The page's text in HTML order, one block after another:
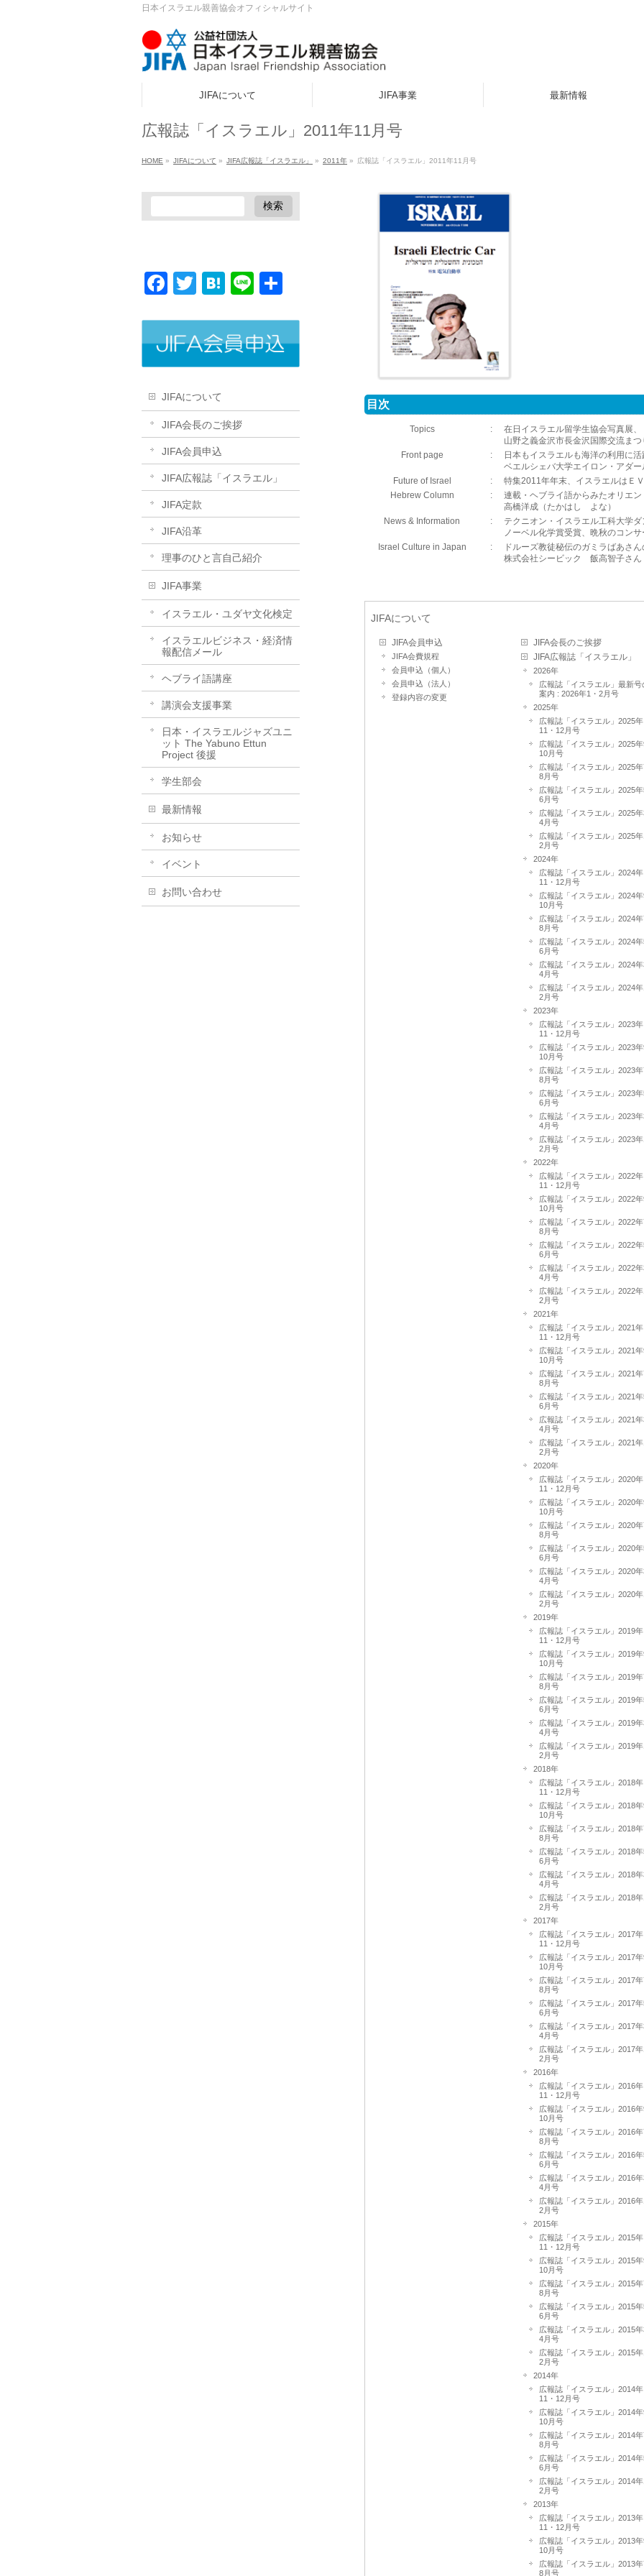
日本イスラエル親善協会オフィシャルサイト
JIFAについて JIFA事業 最新情報
広報誌「イスラエル」2011年11月号
HOME » JIFAについて » JIFA広報誌「イスラエル」 » 2011年 » 広報誌「イスラエル」2011年11月号
目次
Topics :
在日イスラエル留学生協会写真展、
山野之義金沢市長金沢国際交流ま
Front page
:
日本もイスラエルも海洋の利用に活
ベエルシェバ大学エイロン・アダー
Future of Israel
:
特集2011年年末、イスラエルはＥ
Hebrew Column
:
連載・ヘブライ語からみたオリエ
高橋洋成（たかはし よな）
News & Information
:
テクニオン・イスラエル工科大学
ノーベル化学賞受賞、晩秋のコン
Israel Culture in Japan
:
ドルーズ教徒秘伝のガミラばあさ
株式会社シービック 飯高智子さん
JIFAについて
JIFA会員申込
JIFA会費規程
会員申込（個人）
会員申込（法人）
登録内容の変更
JIFA会長のご挨拶
JIFA広報誌「イスラエル」
2026年
広報誌「イスラエル」最新号
案内 : 2026年1・2月号
2025年
広報誌「イスラエル」2025年
11・12月号
広報誌「イスラエル」2025年
10月号
広報誌「イスラエル」2025年
8月号
広報誌「イスラエル」2025年
6月号
広報誌「イスラエル」2025年
4月号
広報誌「イスラエル」2025年
2月号
2024年
広報誌「イスラエル」2024年
11・12月号
広報誌「イスラエル」2024年
10月号
広報誌「イスラエル」2024年
8月号
広報誌「イスラエル」2024年
6月号
広報誌「イスラエル」2024年
4月号
広報誌「イスラエル」2024年
2月号
2023年
広報誌「イスラエル」2023年
11・12月号
広報誌「イスラエル」2023年
10月号
広報誌「イスラエル」2023年
8月号
広報誌「イスラエル」2023年
6月号
広報誌「イスラエル」2023年
4月号
広報誌「イスラエル」2023年
2月号
2022年
広報誌「イスラエル」2022年
11・12月号
広報誌「イスラエル」2022年
10月号
広報誌「イスラエル」2022年
8月号
広報誌「イスラエル」2022年
6月号
広報誌「イスラエル」2022年
4月号
広報誌「イスラエル」2022年
2月号
2021年
広報誌「イスラエル」2021年
11・12月号
広報誌「イスラエル」2021年
10月号
広報誌「イスラエル」2021年
8月号
広報誌「イスラエル」2021年
6月号
広報誌「イスラエル」2021年
4月号
広報誌「イスラエル」2021年
2月号
2020年
広報誌「イスラエル」2020年
11・12月号
広報誌「イスラエル」2020年
10月号
広報誌「イスラエル」2020年
8月号
広報誌「イスラエル」2020年
6月号
広報誌「イスラエル」2020年
4月号
広報誌「イスラエル」2020年
2月号
2019年
広報誌「イスラエル」2019年
11・12月号
広報誌「イスラエル」2019年
10月号
広報誌「イスラエル」2019年
8月号
広報誌「イスラエル」2019年
6月号
広報誌「イスラエル」2019年
4月号
広報誌「イスラエル」2019年
2月号
2018年
広報誌「イスラエル」2018年
11・12月号
広報誌「イスラエル」2018年
10月号
広報誌「イスラエル」2018年
8月号
広報誌「イスラエル」2018年
6月号
広報誌「イスラエル」2018年
4月号
広報誌「イスラエル」2018年
2月号
2017年
広報誌「イスラエル」2017年
11・12月号
広報誌「イスラエル」2017年
10月号
広報誌「イスラエル」2017年
8月号
広報誌「イスラエル」2017年
6月号
広報誌「イスラエル」2017年
4月号
広報誌「イスラエル」2017年
2月号
2016年
広報誌「イスラエル」2016年
11・12月号
広報誌「イスラエル」2016年
10月号
広報誌「イスラエル」2016年
8月号
広報誌「イスラエル」2016年
6月号
広報誌「イスラエル」2016年
4月号
広報誌「イスラエル」2016年
2月号
2015年
広報誌「イスラエル」2015年
11・12月号
広報誌「イスラエル」2015年
10月号
広報誌「イスラエル」2015年
8月号
広報誌「イスラエル」2015年
6月号
広報誌「イスラエル」2015年
4月号
広報誌「イスラエル」2015年
2月号
2014年
広報誌「イスラエル」2014年
11・12月号
広報誌「イスラエル」2014年
10月号
広報誌「イスラエル」2014年
8月号
広報誌「イスラエル」2014年
6月号
広報誌「イスラエル」2014年
2月号
2013年
広報誌「イスラエル」2013年
11・12月号
広報誌「イスラエル」2013年
10月号
広報誌「イスラエル」2013年
8月号
Facebook
TwitterHatena
Line
JIFAについて
JIFA会長のご挨拶
JIFA会員申込
JIFA広報誌「イスラエル」
JIFA定款
JIFA沿革
理事のひと言自己紹介
JIFA事業
イスラエル・ユダヤ文化検定
イスラエルビジネス・経済情
報配信メール
ヘブライ語講座
講演会支援事業
日本・イスラエルジャズユニ
ット The Yabuno Ettun
Project 後援
学生部会
最新情報
お知らせ
イベント
お問い合わせ